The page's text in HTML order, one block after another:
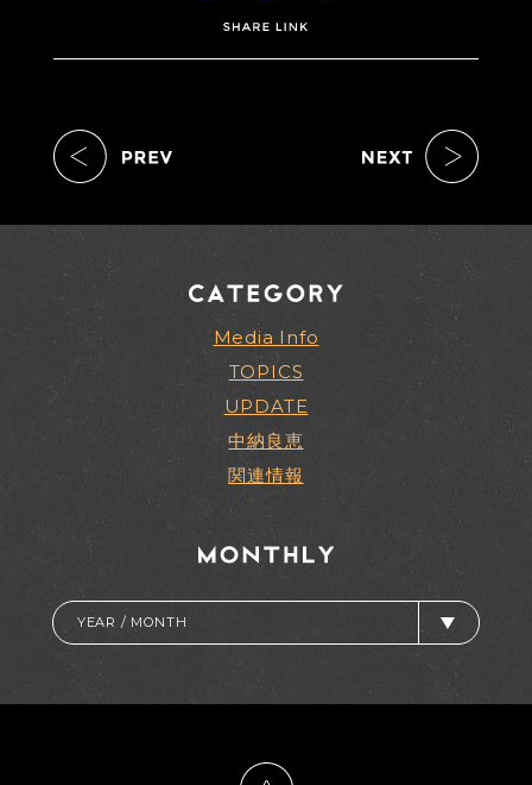
Media Info
TOPICS
UPDATE
中納良恵
関連情報
YEAR / MONTH